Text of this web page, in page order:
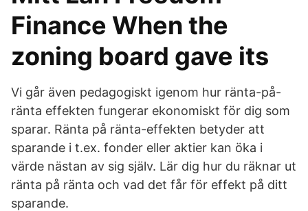
Finance When the
zoning board gave its
Vi går även pedagogiskt igenom hur ränta-på-
ränta effekten fungerar ekonomiskt för dig som
sparar. Ränta på ränta-effekten betyder att
sparande i t.ex. fonder eller aktier kan öka i
värde nästan av sig själv. Lär dig hur du räknar ut
ränta på ränta och vad det får för effekt på ditt
sparande.